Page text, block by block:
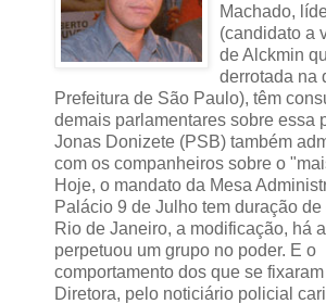
Machado,
(candidato a
de Alckmin
derrotada na
Prefeitura de São Paulo), têm
demais parlamentares sobre essa
Jonas Donizete (PSB) também
com os companheiros sobre o
Hoje, o mandato da Mesa
Palácio 9 de Julho tem duração
Rio de Janeiro, a modificação, há
perpetuou um grupo no poder. E o
comportamento dos que se
Diretora, pelo noticiário policial